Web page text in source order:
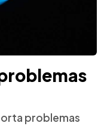
problemas